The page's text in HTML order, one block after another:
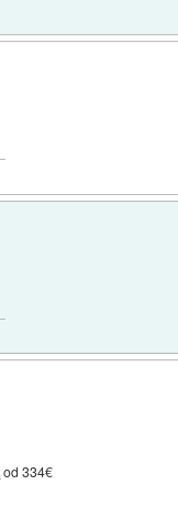
od 334€